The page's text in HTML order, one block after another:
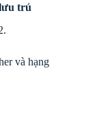
trú
và hạng